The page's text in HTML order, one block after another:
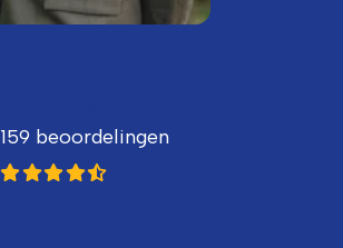
159 beoordelingen